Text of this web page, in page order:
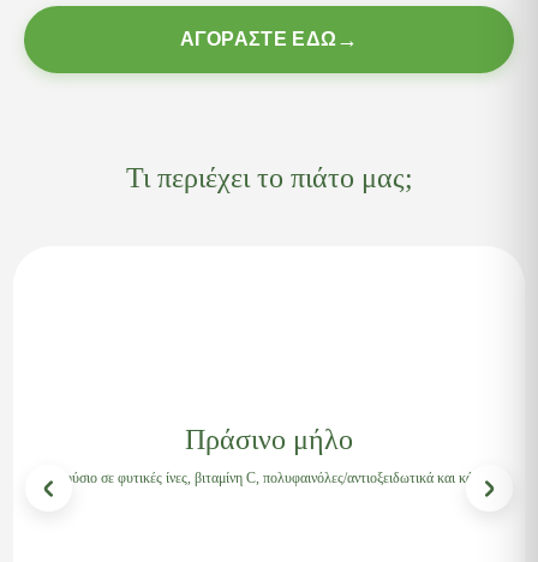
ΑΓΟΡΆΣΤΕ ΕΔΏ
Τι περιέχει το πιάτο μας;
Πράσινο μήλο
Πλούσιο σε φυτικές ίνες, βιταμίνη C, πολυφαινόλες/αντιοξειδωτικά και κάλιο